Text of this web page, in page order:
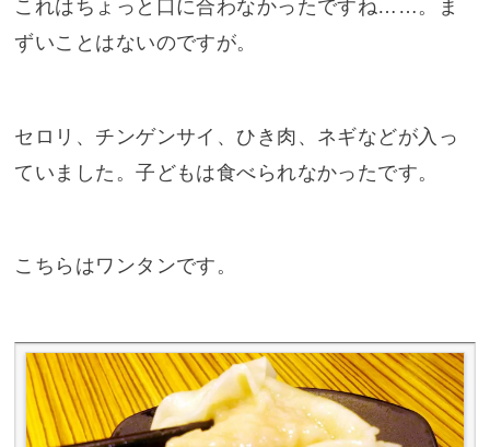
これはちょっと口に合わなかったですね……。ま
ずいことはないのですが。
セロリ、チンゲンサイ、ひき肉、ネギなどが入っ
ていました。子どもは食べられなかったです。
こちらはワンタンです。